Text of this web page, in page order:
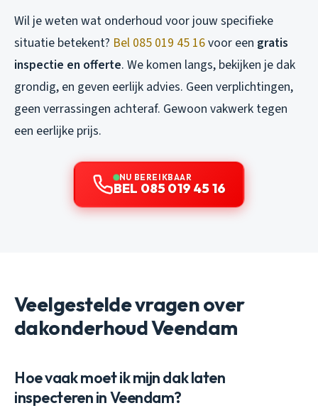
Wil je weten wat onderhoud voor jouw specifieke
situatie betekent? Bel 085 019 45 16voor een gratis
inspectie en offerte. We komen langs, bekijken je dak
grondig, en geven eerlijk advies. Geen verplichtingen,
geen verrassingen achteraf. Gewoon vakwerk tegen
een eerlijke prijs.
NU BEREIKBAAR
BEL 085 019 45 16
Veelgestelde vragen over
dakonderhoud Veendam
Hoe vaak moet ik mijn dak laten
inspecteren in Veendam?